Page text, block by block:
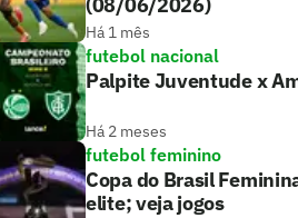
Há 1 mês
futebol nacional
Palpite Juventude x
Há 2 meses
futebol feminino
Copa do Brasil
elite; veja jogos